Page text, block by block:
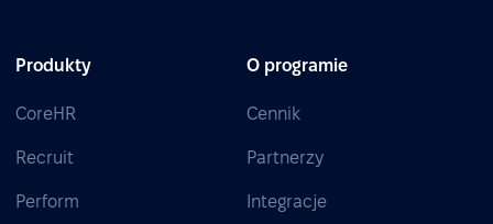
Produkty
CoreHR
Recruit
Perform
O programie
Cennik
Partnerzy
Integracje